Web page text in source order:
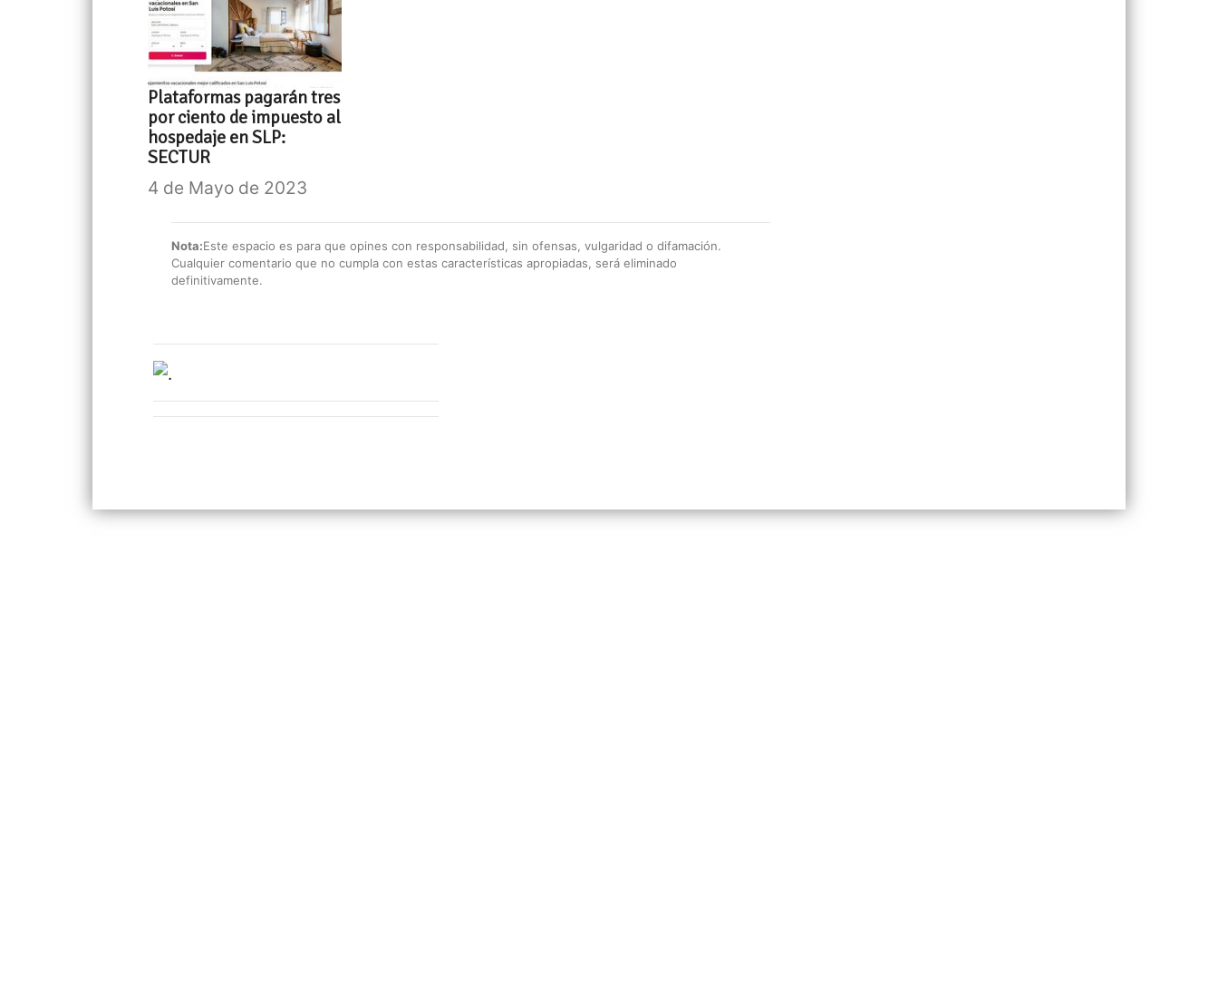
Plataformas pagarán tres
por ciento de impuesto al
hospedaje en SLP:
SECTUR
4 de Mayo de 2023
Nota:Este espacio es para que opines con responsabilidad, sin ofensas, vulgaridad o difamación.
Cualquier comentario que no cumpla con estas características apropiadas, será eliminado
definitivamente.